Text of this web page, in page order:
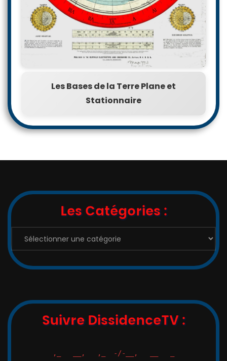
Les Bases de la Terre Plane et
Stationnaire
Les Catégories :
Catégories
Suivre DissidenceTV :
,_   __,   ,_  -/-__,   __   _